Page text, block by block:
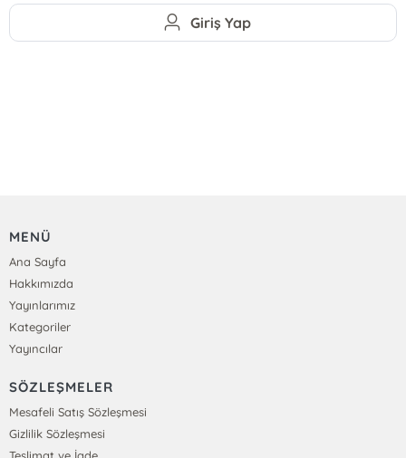
Giriş Yap
MENÜ
Ana Sayfa
Hakkımızda
Yayınlarımız
Kategoriler
Yayıncılar
SÖZLEŞMELER
Mesafeli Satış Sözleşmesi
Gizlilik Sözleşmesi